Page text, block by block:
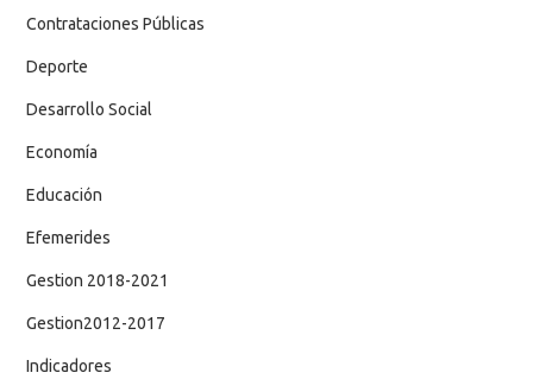
Contrataciones Públicas
Deporte
Desarrollo Social
Economía
Educación
Efemerides
Gestion 2018-2021
Gestion2012-2017
Indicadores